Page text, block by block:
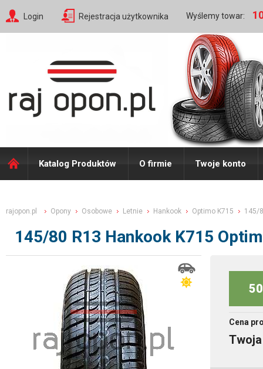
Login Rejestracja użytkownika Wyślemy towar:
Katalog Produktów O firmie Twoje konto
rajopon.pl Opony Osobowe Letnie Hankook Optimo K715 145/
145/80 R13 Hankook K715
Cena